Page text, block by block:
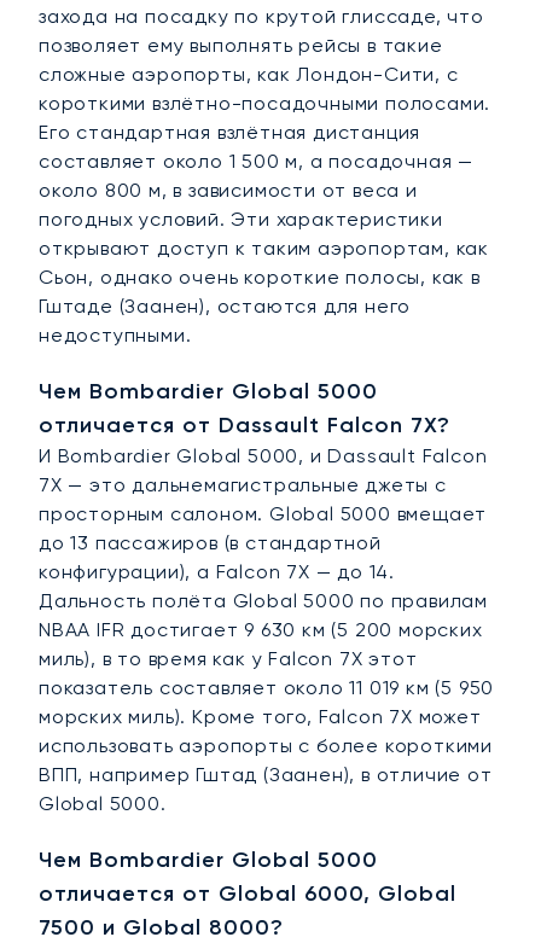
захода на посадку по крутой глиссаде, что
позволяет ему выполнять рейсы в такие
сложные аэропорты, как Лондон-Сити, с
короткими взлётно-посадочными полосами.
Его стандартная взлётная дистанция
составляет около 1 500 м, а посадочная —
около 800 м, в зависимости от веса и
погодных условий. Эти характеристики
открывают доступ к таким аэропортам, как
Сьон, однако очень короткие полосы, как в
Гштаде (Заанен), остаются для него
недоступными.
Чем Bombardier Global 5000
отличается от Dassault Falcon 7X?
И Bombardier Global 5000, и Dassault Falcon
7X — это дальнемагистральные джеты с
просторным салоном. Global 5000 вмещает
до 13 пассажиров (в стандартной
конфигурации), а Falcon 7X — до 14.
Дальность полёта Global 5000 по правилам
NBAA IFR достигает 9 630 км (5 200 морских
миль), в то время как у Falcon 7X этот
показатель составляет около 11 019 км (5 950
морских миль). Кроме того, Falcon 7X может
использовать аэропорты с более короткими
ВПП, например Гштад (Заанен), в отличие от
Global 5000.
Чем Bombardier Global 5000
отличается от Global 6000, Global
7500 и Global 8000?